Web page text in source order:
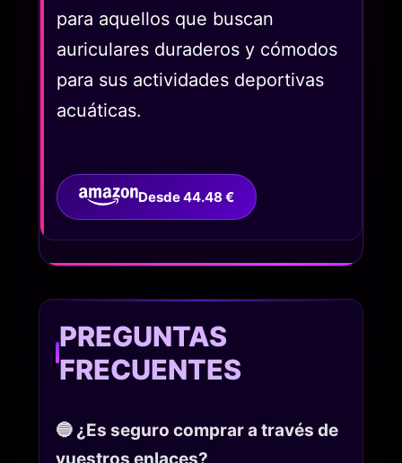
para aquellos que buscan
auriculares duraderos y cómodos
para sus actividades deportivas
acuáticas.
Desde 44.48 €
PREGUNTAS
FRECUENTES
🔵 ¿Es seguro comprar a través de